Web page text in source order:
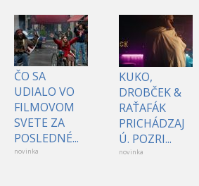
ČO SA
UDIALO VO
FILMOVOM
SVETE ZA
POSLEDNÉ...
novinka
KUKO,
DROBČEK &
RAŤAFÁK
PRICHÁDZAJ
Ú. POZRI...
novinka